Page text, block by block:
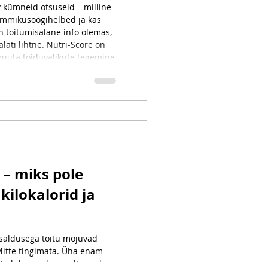
kümneid otsuseid – milline
ja kas
toitumisalane info olemas,
lihtne. Nutri-Score on
toiduvalikute tegemine
artiklis kirjutan, mis on
milline teadus seda
miks pole
ja
toitu mõjuvad
tingimata. Üha enam